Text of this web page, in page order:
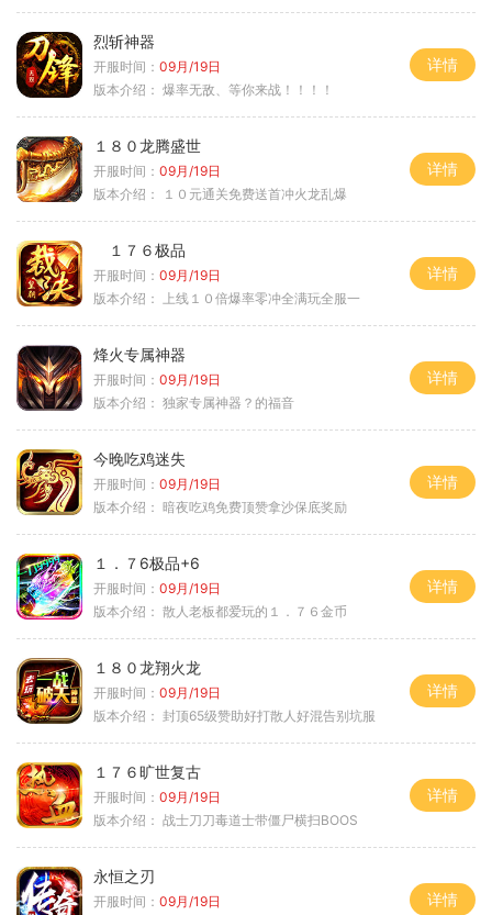
烈斩神器
开服时间： 09月/19日
版本介绍： 爆率无敌、等你来战！！！！
详情
１８０龙腾盛世
开服时间： 09月/19日
版本介绍：
１０元通关免费送首冲火龙乱爆
详情
１７６极品
开服时间： 09月/19日
版本介绍：
上线１０倍爆率零冲全满玩全服一
详情
烽火专属神器
开服时间： 09月/19日
版本介绍： 独家专属神器？的福音
详情
今晚吃鸡迷失
开服时间： 09月/19日
版本介绍： 暗夜吃鸡免费顶赞拿沙保底奖励
详情
１．７6极品+6
开服时间： 09月/19日
版本介绍： 散人老板都爱玩的１．７６金币
详情
１８０龙翔火龙
开服时间： 09月/19日
版本介绍： 封顶65级赞助好打散人好混告别坑服
详情
１７６旷世复古
开服时间： 09月/19日
版本介绍： 战士刀刀毒道士带僵尸横扫BOOS
详情
永恒之刃
开服时间： 09月/19日
详情